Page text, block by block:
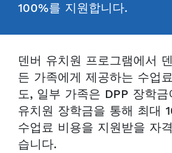
100%를 지원합니다.
덴버 유치원 프로그램에서
든 가족에게 제공하는 수업
도, 일부 가족은 DPP 장학금
유치원 장학금을 통해 최대
수업료 비용을 지원받을 자
습니다.